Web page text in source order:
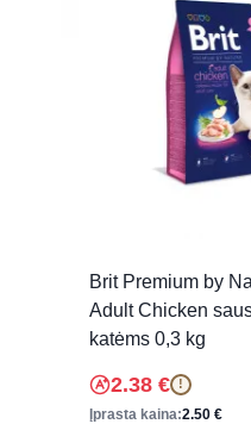
Brit Premium by
Adult Chicken
katėms 0,3 kg
2.38 € !
Įprasta kaina:2.50 €